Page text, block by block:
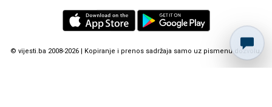
© vijesti.ba 2008-2026 | Kopiranje i prenos sadržaja samo uz pismenu dozvolu.